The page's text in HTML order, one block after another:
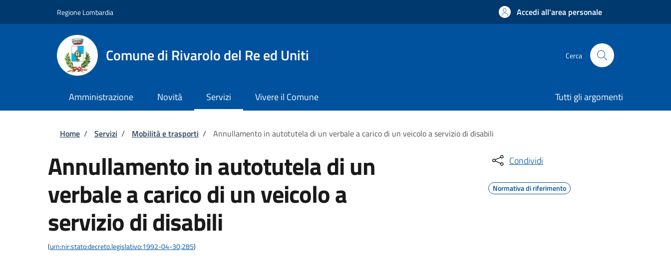
Regione Lombardia Accedi all'area personale
Comune di Rivarolo del Re ed Uniti Cerca
Amministrazione Novità Servizi Vivere il Comune Tutti gli argomenti
Briciole di pane
Home / Servizi / Mobilità e trasporti / Annullamento in autotutela di un verbale a carico di un veicolo a servizio di disabili
Annullamento in autotutela di un
verbale a carico di un veicolo a
servizio di disabili
(urn:nir:stato:decreto.legislativo:1992-04-30;285)
Condividi
Normativa di riferimento